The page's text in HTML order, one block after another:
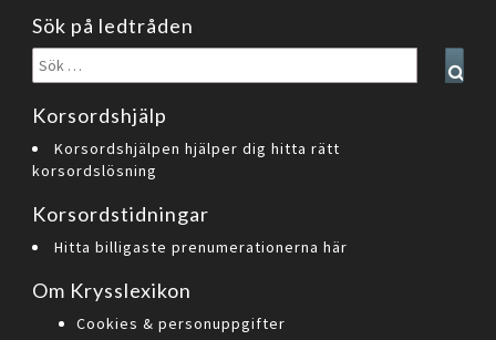
Sök på ledtråden
Sök
efter:
Korsordshjälp
Korsordshjälpen hjälper dig hitta rätt
korsordslösning
Korsordstidningar
Hitta billigaste prenumerationerna här
Om Krysslexikon
Cookies & personuppgifter